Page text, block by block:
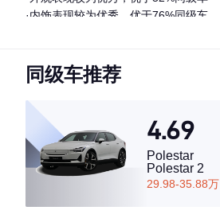
·内饰表现较为优秀，优于76%同级车
同级车推荐
4.69
Polestar
Polestar 2
29.98-35.88万